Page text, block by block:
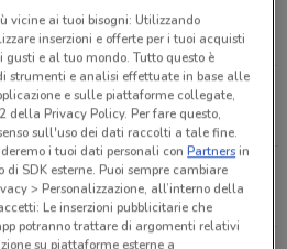
Padovana
Santa Croce
vicine ai tuoi bisogni: Utilizzando
inserzioni e offerte per i tuoi acquisti
e al tuo mondo. Tutto questo è
strumenti e analisi effettuate in base alle
e sulle piattaforme collegate,
della Privacy Policy. Per fare questo,
sull'uso dei dati raccolti a tale fine.
i tuoi dati personali conPartnersin
SDK esterne. Puoi sempre cambiare
> Personalizzazione, all’interno della
Le inserzioni pubblicitarie che
potranno trattare di argomenti relativi
su piattaforme esterne a